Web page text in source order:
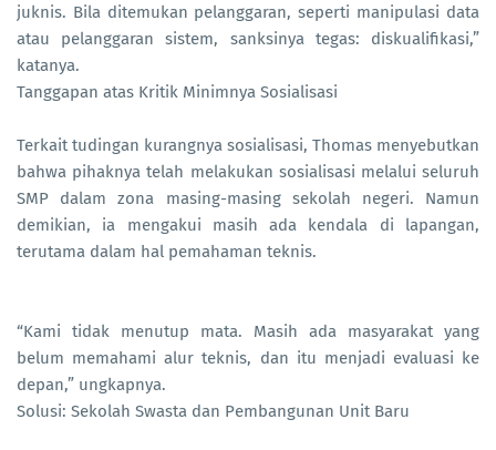
juknis. Bila ditemukan pelanggaran, seperti manipulasi data
atau pelanggaran sistem, sanksinya tegas: diskualifikasi,”
katanya.
Tanggapan atas Kritik Minimnya Sosialisasi
Terkait tudingan kurangnya sosialisasi, Thomas menyebutkan
bahwa pihaknya telah melakukan sosialisasi melalui seluruh
SMP dalam zona masing-masing sekolah negeri. Namun
demikian, ia mengakui masih ada kendala di lapangan,
terutama dalam hal pemahaman teknis.
“Kami tidak menutup mata. Masih ada masyarakat yang
belum memahami alur teknis, dan itu menjadi evaluasi ke
depan,” ungkapnya.
Solusi: Sekolah Swasta dan Pembangunan Unit Baru